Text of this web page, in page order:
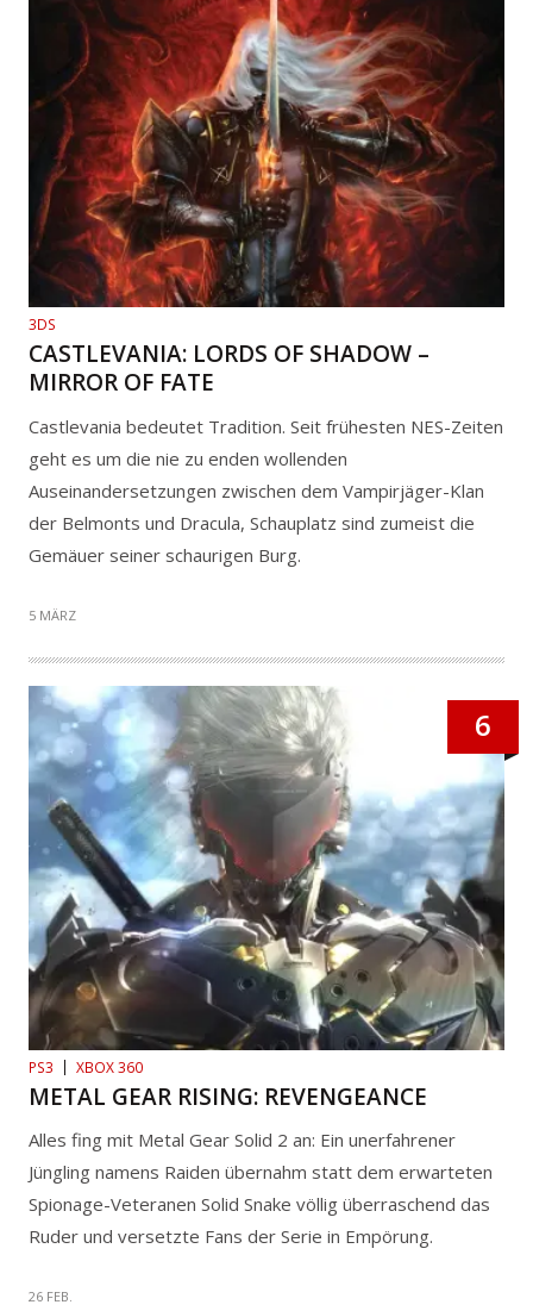
3DS
CASTLEVANIA: LORDS OF SHADOW –
MIRROR OF FATE
Castlevania bedeutet Tradition. Seit frühesten NES-Zeiten
geht es um die nie zu enden wollenden
Auseinandersetzungen zwischen dem Vampirjäger-Klan
der Belmonts und Dracula, Schauplatz sind zumeist die
Gemäuer seiner schaurigen Burg.
5 MÄRZ
6
PS3 XBOX 360
METAL GEAR RISING: REVENGEANCE
Alles fing mit Metal Gear Solid 2 an: Ein unerfahrener
Jüngling namens Raiden übernahm statt dem erwarteten
Spionage-Veteranen Solid Snake völlig überraschend das
Ruder und versetzte Fans der Serie in Empörung.
26 FEB.